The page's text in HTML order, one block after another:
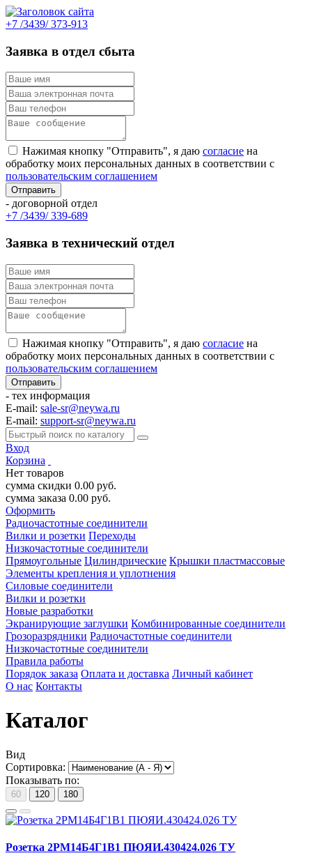
+7 /3439/ 373-913
Заявка в отдел сбыта
Нажимая кнопку "Отправить", я даю согласие на
обработку моих персональных данных в соответствии с
пользовательским соглашением
- договорной отдел
+7 /3439/ 339-689
Заявка в технический отдел
Нажимая кнопку "Отправить", я даю согласие на
обработку моих персональных данных в соответствии с
пользовательским соглашением
- тех информация
E-mail: sale-sr@neywa.ru
E-mail: support-sr@neywa.ru
Вход
Корзина
Нет товаров
сумма скидки 0.00 руб.
сумма заказа 0.00 руб.
Оформить
Радиочастотные соединители
Вилки и розетки Переходы
Низкочастотные соединители
Прямоугольные Цилиндрические Крышки пластмассовые
Элементы крепления и уплотнения
Силовые соединители
Вилки и розетки
Новые разработки
Экранирующие заглушки Комбинированные соединители
Грозоразрядники Радиочастотные соединители
Низкочастотные соединители
Правила работы
Порядок заказа Оплата и доставка Личный кабинет
О нас Контакты
Каталог
Вид
Сортировка:
Показывать по:
60 120 180
Розетка 2РМ14Б4Г1В1 ПЮЯИ.430424.026 ТУ